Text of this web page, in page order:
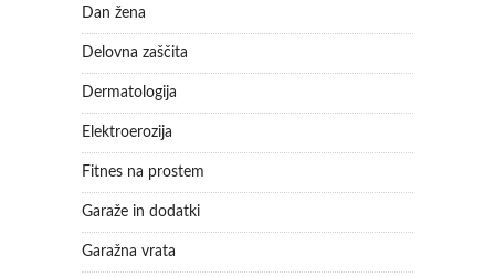
Dan žena
Delovna zaščita
Dermatologija
Elektroerozija
Fitnes na prostem
Garaže in dodatki
Garažna vrata